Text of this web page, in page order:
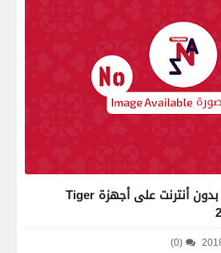
تحديث جديد BeoutQ بدون أنترنت على أجهزة Tiger
(0)